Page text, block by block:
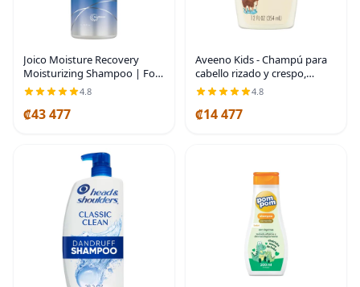
Joico Moisture Recovery
Moisturizing Shampoo | For
Thick, Coarse, Dry Hair |
Replenish Moisture | Restore
Smoothness & Elasticity |
4.8
₡43 477
Aveeno Kids - Champú para
cabello rizado y crespo,
champú hidratante para
cabello tipo 3 y 4, productos
para cabello rizado para
4.8
₡14 477